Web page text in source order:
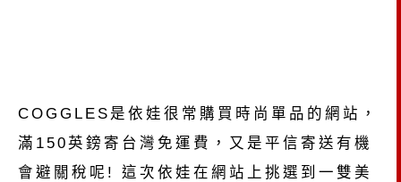
COGGLES是依娃很常購買時尚單品的網站，
滿150英鎊寄台灣免運費，又是平信寄送有機
會避關稅呢! 這次依娃在網站上挑選到一雙美